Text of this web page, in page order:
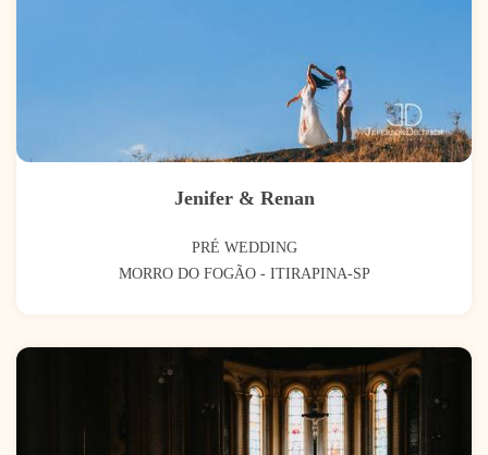
Jenifer & Renan
PRÉ WEDDING
MORRO DO FOGÃO - ITIRAPINA-SP